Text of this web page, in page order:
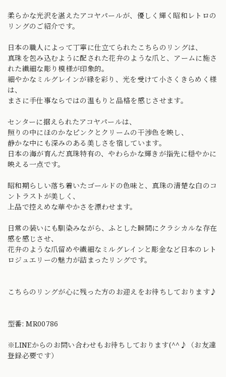
柔らかな光沢を湛えたアコヤパールが、優しく輝く昭和レトロの
リングのご紹介です。
日本の職人によって丁寧に仕立てられたこちらのリングは、
真珠を包み込むように配された花弁のような爪と、アームに施さ
れた繊細な彫り模様が印象的。
細やかなミルグレインが縁を彩り、光を受けて小さくきらめく様
は、
まさに手仕事ならではの温もりと品格を感じさせます。
センターに据えられたアコヤパールは、
照りの中にほのかなピンクとクリームの干渉色を映し、
静かな中にも深みのある美しさを宿しています。
日本の海が育んだ真珠特有の、やわらかな輝きが指先に穏やかに
映える一点です。
昭和期らしい落ち着いたゴールドの色味と、真珠の清楚な白のコ
ントラストが美しく、
上品で控えめな華やかさを漂わせます。
日常の装いにも馴染みながら、ふとした瞬間にクラシカルな存在
感を感じさせ、
花弁のような爪留めや繊細なミルグレインと彫金など日本のレト
ロジュエリーの魅力が詰まったリングです。
こちらのリングが心に残った方のお迎えをお待ちしております♪
型番: MR00786
※LINEからのお問い合わせもお待ちしております(^^♪（お友達
登録必要です）